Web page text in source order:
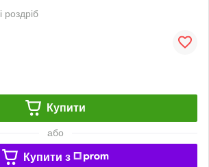
роздріб
Купити
або
Купити з